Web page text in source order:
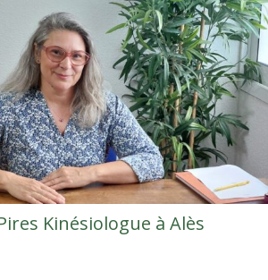
Kinésiologue à Alès